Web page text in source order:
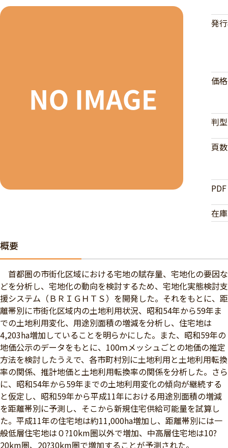
発
価
判型
頁数
PDF
在庫
概要
首都圏の市街化区域における宅地の賦存量、宅地化の要因な
どを分析し、宅地化の動向を検討するため、宅地化実態検討支
援システム（ＢＲＩＧＨＴＳ）を開発した。それをもとに、距
離帯別に市街化区域内の土地利用状況、昭和54年から59年ま
での土地利用変化、用途別面積の増減を分析し、住宅地は
4,203ha増加していることを明らかにした。また、昭和59年の
地価公示のデータをもとに、100ｍメッシュごとの地価の推定
方法を検討したうえで、各市町村別に土地利用と土地利用転換
率の関係、推計地価と土地利用転換率の関係を分析した。さら
に、昭和54年から59年までの土地利用変化の傾向が継続する
と仮定し、昭和59年から平成11年における用途別面積の増減
を距離帯別に予測し、そこから新規住宅供給可能量を試算し
た。平成11年の住宅地は約11,000ha増加し、距離帯別には一
般低層住宅地は０?10km圏以外で増加、中高層住宅地は10?
20km圏、20?30km圏で増加することが予測された。